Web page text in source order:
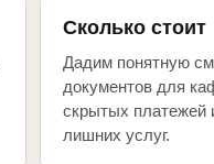
Сколько стоит
Дадим понятную
документов для
скрытых платежей
лишних услуг.